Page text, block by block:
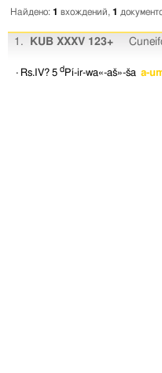
Найдено: 1 вхождений, 1
1. KUB XXXV 123+
· Rs.IV? 5 d Pí-ir-wa«-aš»-ša a-